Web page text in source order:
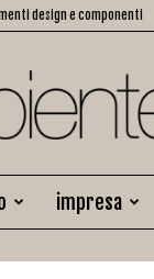
design e componenti
impresa